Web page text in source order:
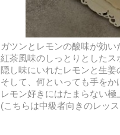
ガツンとレモンの酸味が効
紅茶風味のしっとりとしたス
隠し味にいれたレモンと生姜
そして、何といっても手を
レモン好きにはたまらない
(こちらは中級者向きのレッ